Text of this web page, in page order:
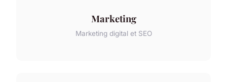
Marketing
Marketing digital et SEO